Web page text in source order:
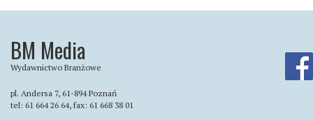
BM Media
Wydawnictwo Branżowe
pl. Andersa 7, 61-894 Poznań
tel: 61 664 26 64, fax: 61 668 38 01